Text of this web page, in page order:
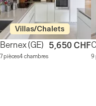
Villas/Chalets
Bernex(GE)
7 pièces4 chambres
5,650 CHF
9